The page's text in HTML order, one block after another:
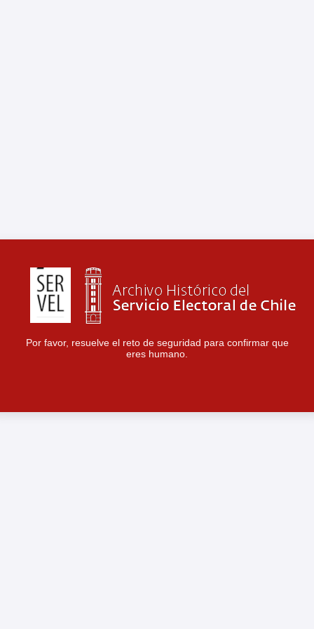
Por favor, resuelve el reto de seguridad para confirmar que
eres humano.